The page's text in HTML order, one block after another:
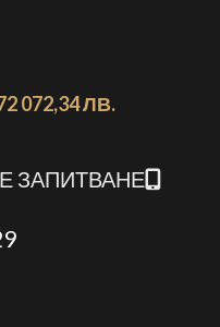
072,34 ЛВ.
ЗАПИТВАНЕ